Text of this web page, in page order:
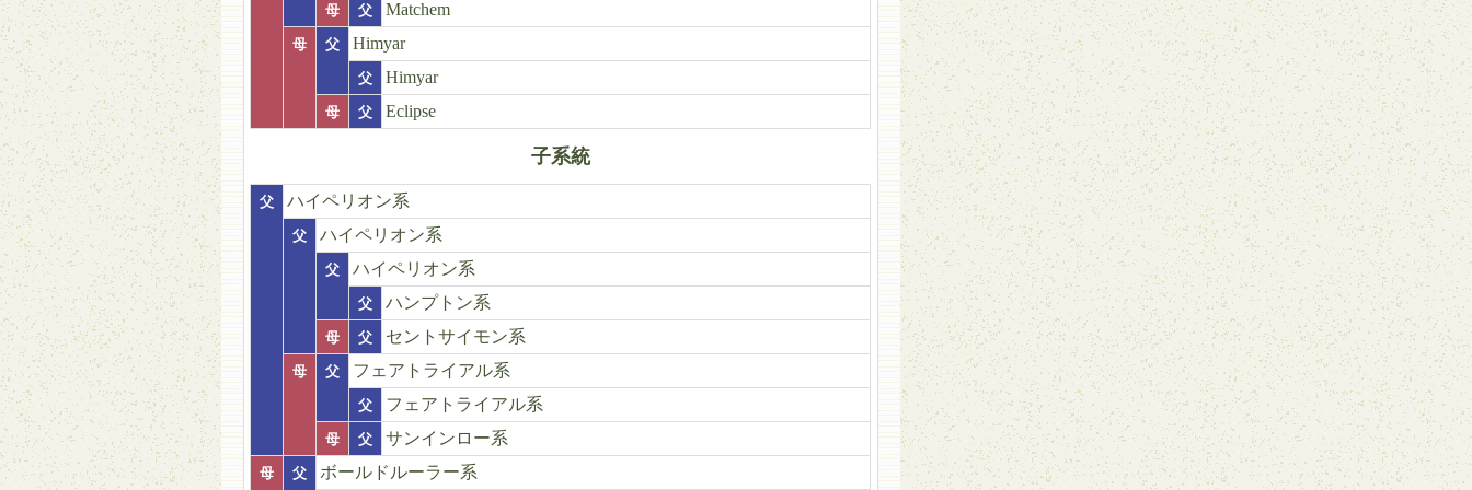
母 父 Matchem
母 父 Himyar
父 Himyar
母 父 Eclipse
子系統
父 ハイペリオン系
父 ハイペリオン系
父 ハイペリオン系
父 ハンプトン系
母 父 セントサイモン系
母 父 フェアトライアル系
父 フェアトライアル系
母 父 サンインロー系
母 父 ボールドルーラー系